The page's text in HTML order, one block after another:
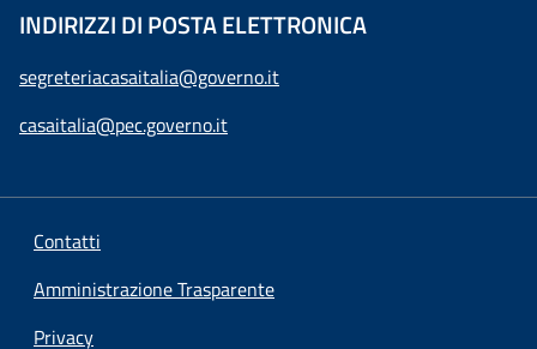
INDIRIZZI DI POSTA ELETTRONICA
segreteriacasaitalia@governo.it
casaitalia@pec.governo.it
Contatti
Amministrazione Trasparente
Privacy